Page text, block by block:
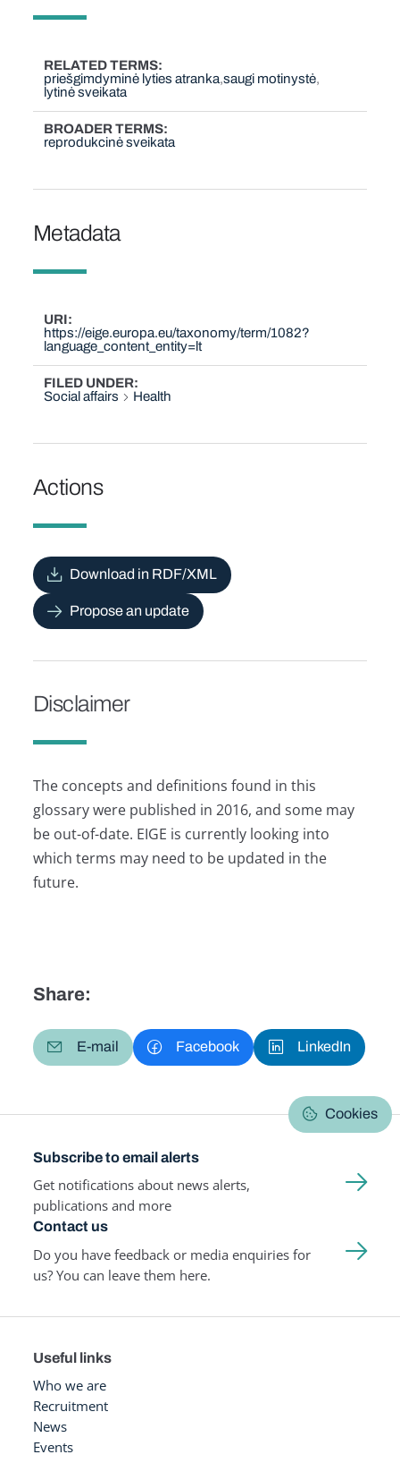
RELATED TERMS
priešgimdyminė lyties atranka saugi motinystė
lytinė sveikata
BROADER TERMS
reprodukcinė sveikata
Metadata
URI
https://eige.europa.eu/taxonomy/term/1082?
language_content_entity=lt
FILED UNDER
Social affairs
Health
Actions
Download in RDF/XML
Propose an update
Disclaimer
The concepts and definitions found in this
glossary were published in 2016, and some may
be out-of-date. EIGE is currently looking into
which terms may need to be updated in the
future.
Share:
E-mail Facebook LinkedIn
Cookies
Subscribe to email alerts
Get notifications about news alerts,
publications and more
Contact us
Do you have feedback or media enquiries for
us? You can leave them here.
Useful links
Who we are
Recruitment
News
Events